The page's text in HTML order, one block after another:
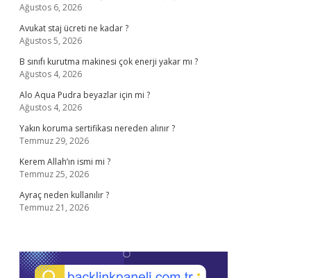
Ağustos 6, 2026
Avukat staj ücreti ne kadar ?
Ağustos 5, 2026
B sınıfı kurutma makinesi çok enerji yakar mı ?
Ağustos 4, 2026
Alo Aqua Pudra beyazlar için mi ?
Ağustos 4, 2026
Yakın koruma sertifikası nereden alınır ?
Temmuz 29, 2026
Kerem Allah’ın ismi mi ?
Temmuz 25, 2026
Ayraç neden kullanılır ?
Temmuz 21, 2026